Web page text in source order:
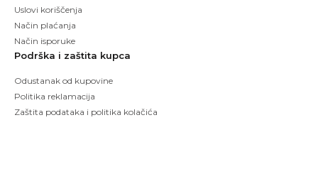
Uslovi koriščenja
Način plaćanja
Način isporuke
Podrška i zaštita kupca
Odustanak od kupovine
Politika reklamacija
Zaštita podataka i politika kolačića